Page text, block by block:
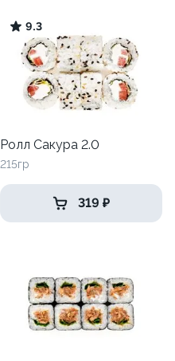
9.3
Ролл Сакура 2.0
215гр
319 ₽